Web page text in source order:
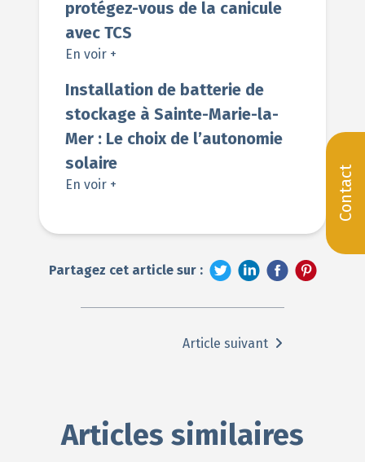
Contact
protégez-vous de la canicule
avec TCS
En voir +
Installation de batterie de
stockage à Sainte-Marie-la-
Mer : Le choix de l’autonomie
solaire
En voir +
Partagez cet article sur :
Article suivant
Articles similaires